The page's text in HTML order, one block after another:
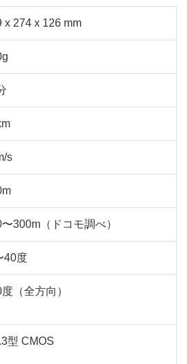
x 274 x 126 mm
s
300m（ドコモ調べ）
40度
（全方向）
型 CMOS